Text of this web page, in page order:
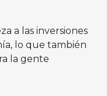
a las inversiones
lo que también
la gente